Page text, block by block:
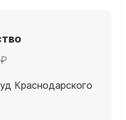
Краснодарского